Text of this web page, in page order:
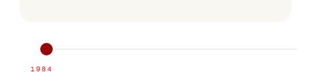
1984